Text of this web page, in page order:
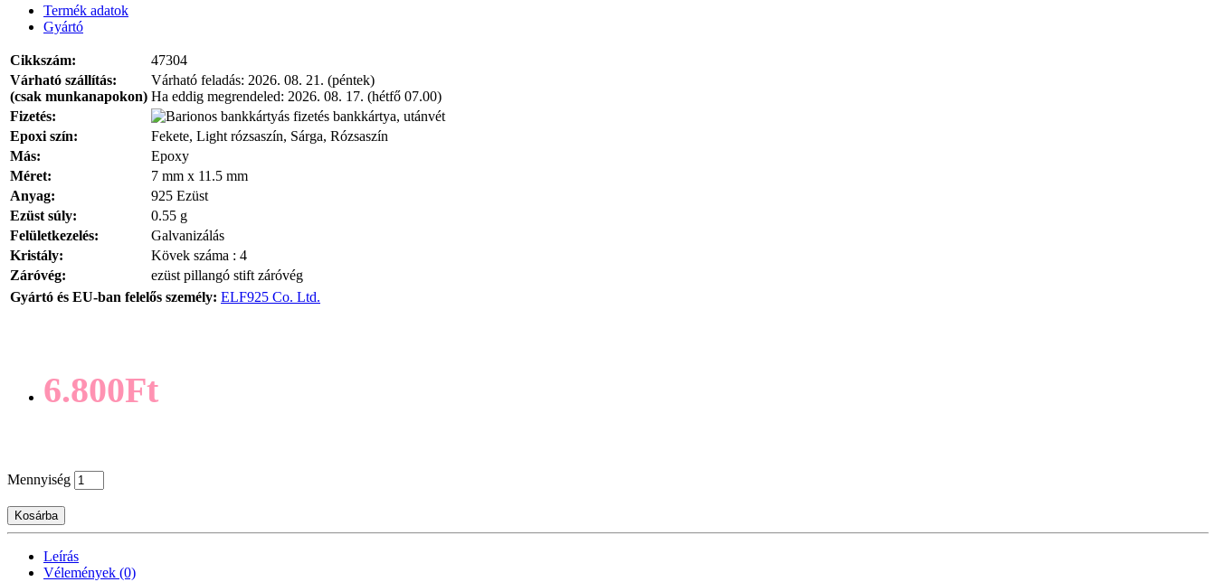
Termék adatok
Gyártó
Cikkszám:
47304
Várható szállítás:
(csak munkanapokon)
Várható feladás: 2026. 08. 21. (péntek)
Ha eddig megrendeled: 2026. 08. 17. (hétfő 07.00)
Fizetés:
bankkártya, utánvét
Epoxi szín:
Fekete, Light rózsaszín, Sárga, Rózsaszín
Más:
Epoxy
Méret:
7 mm x 11.5 mm
Anyag:
925 Ezüst
Ezüst súly:
0.55 g
Felületkezelés:
Galvanizálás
Kristály:
Kövek száma : 4
Záróvég:
ezüst pillangó stift záróvég
Gyártó és EU-ban felelős személy: ELF925 Co. Ltd.
6.800Ft
Mennyiség
Kosárba
Leírás
Vélemények (0)